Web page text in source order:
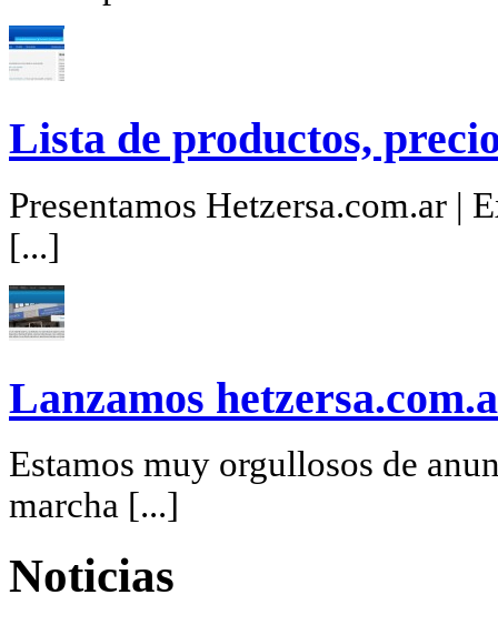
Lista de productos,
Presentamos Hetzersa.com.ar |
[...]
Lanzamos
Estamos muy orgullosos de
marcha [...]
Noticias